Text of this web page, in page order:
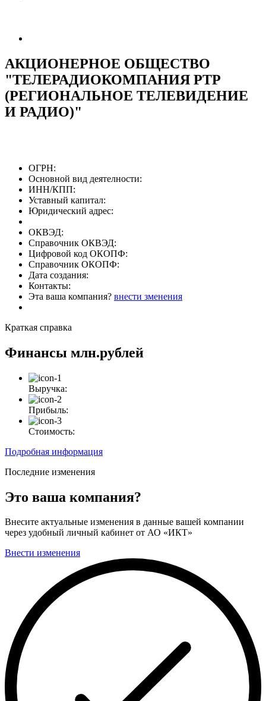
АКЦИОНЕРНОЕ ОБЩЕСТВО
"ТЕЛЕРАДИОКОМПАНИЯ РТР
(РЕГИОНАЛЬНОЕ ТЕЛЕВИДЕНИЕ
И РАДИО)"
ОГРН:
Основной вид деятелности:
ИНН/КПП:
Уставный капитал:
Юридический адрес:
ОКВЭД:
Справочник ОКВЭД:
Цифровой код ОКОПФ:
Справочник ОКОПФ:
Дата создания:
Контакты:
Эта ваша компания? внести зменения
Краткая справка
Финансы млн.рублей
Выручка:
Прибыль:
Стоимость:
Подробная информация
Последние изменения
Это ваша компания?
Внесите актуальные изменения в данные вашей компании
через удобный личный кабинет от АО «ИКТ»
Внести изменения